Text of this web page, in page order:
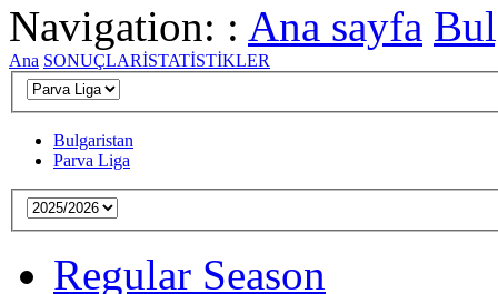
Navigation: : Ana sayfa
Ana SONUÇLARİSTATİSTİKLER
Bulgaristan
Parva Liga
Regular Season